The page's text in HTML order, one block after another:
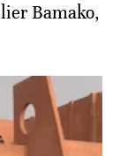
Bamako,